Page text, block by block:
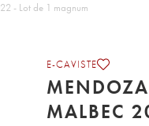
Matias Riccitelli Hey Malbec 2022 - Lot de 1 magnum
E-CAVISTE